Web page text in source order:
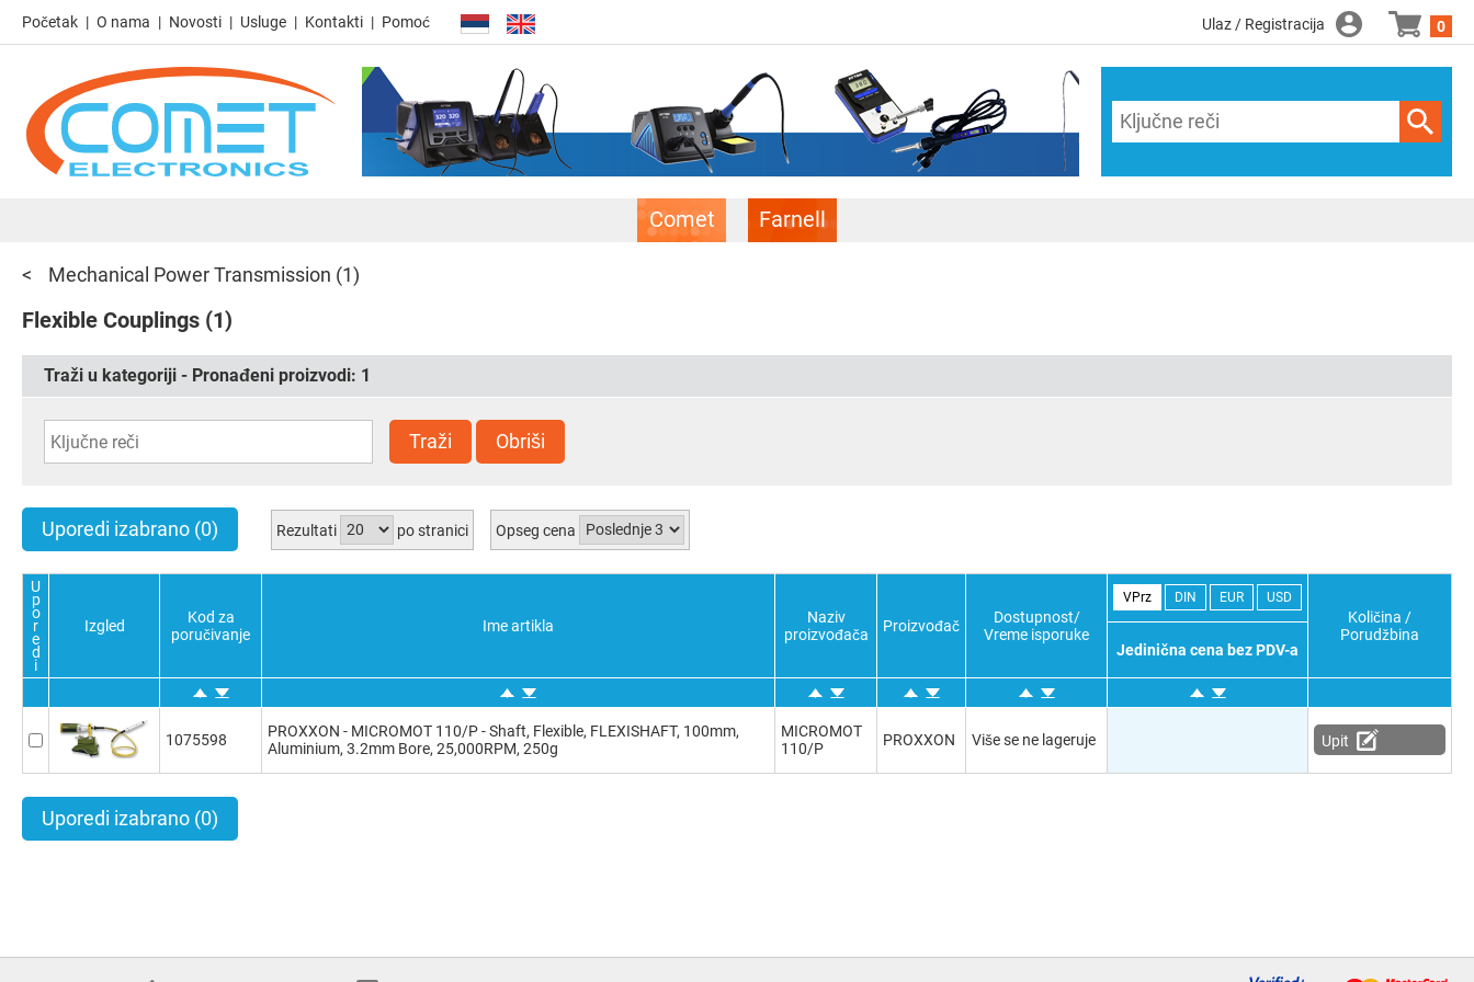
Početak O nama Novosti Usluge Kontakti Pomoć Ulaz / Registracija 0
Comet Farnell
Mechanical Power Transmission (1)
Flexible Couplings (1)
Traži u kategoriji - Pronađeni proizvodi: 1
Traži Obriši
Uporedi izabrano (0) Rezultati po stranici Opseg cena
U
p
o
r
e
d
i
Izgled
Kod za
poručivanje
Ime artikla
Naziv
proizvođača
Proizvođač
Dostupnost/
Vreme isporuke
VPrz DIN EUR USD
Količina /
Porudžbina
Jedinična cena bez PDV-a
1075598
PROXXON - MICROMOT 110/P - Shaft, Flexible, FLEXISHAFT, 100mm,
Aluminium, 3.2mm Bore, 25,000RPM, 250g
MICROMOT
110/P
PROXXON Više se ne lageruje Upit
Uporedi izabrano (0)